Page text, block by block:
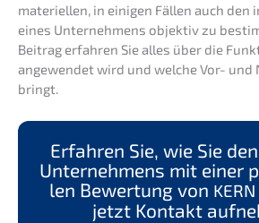
materi­el­len, in einigen Fällen auch den
eines Unter­neh­mens objek­tiv zu
Beitrag erfah­ren Sie alles über die
angewen­det wird und welche Vor- und
bringt.
Erfah­ren Sie, wie Sie
Unter­neh­mens mit einer
len Bewer­tung von KERN
jetzt Kontakt